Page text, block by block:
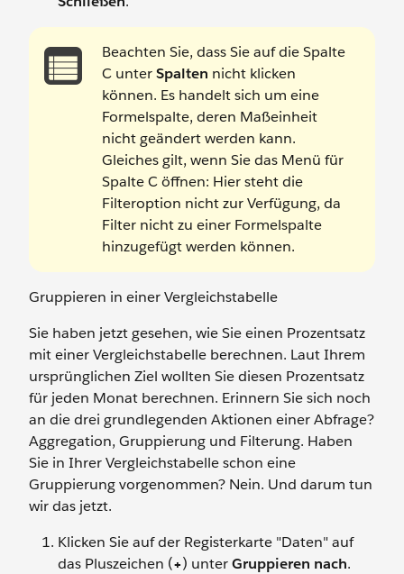
Beachten Sie, dass Sie auf die Spalte
C unterSpalten nicht klicken
können. Es handelt sich um eine
Formelspalte, deren Maßeinheit
nicht geändert werden kann.
Gleiches gilt, wenn Sie das Menü für
Spalte C öffnen: Hier steht die
Filteroption nicht zur Verfügung, da
Filter nicht zu einer Formelspalte
hinzugefügt werden können.
Gruppieren in einer Vergleichstabelle
Sie haben jetzt gesehen, wie Sie einen Prozentsatz
mit einer Vergleichstabelle berechnen. Laut Ihrem
ursprünglichen Ziel wollten Sie diesen Prozentsatz
für jeden Monat berechnen. Erinnern Sie sich noch
an die drei grundlegenden Aktionen einer Abfrage?
Aggregation, Gruppierung und Filterung. Haben
Sie in Ihrer Vergleichstabelle schon eine
Gruppierung vorgenommen? Nein. Und darum tun
wir das jetzt.
Klicken Sie auf der Registerkarte "Daten" auf
das Pluszeichen (+) unterGruppieren nach.